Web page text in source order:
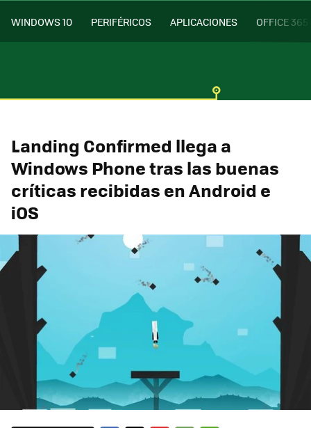
WINDOWS 10 PERIFÉRICOS APLICACIONES OFFICE 365
Landing Confirmed llega a
Windows Phone tras las buenas
críticas recibidas en Android e
iOS